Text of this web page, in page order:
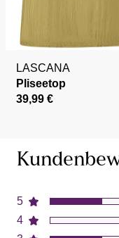
LASCANA
Pliseetop
39,99 €
5
4